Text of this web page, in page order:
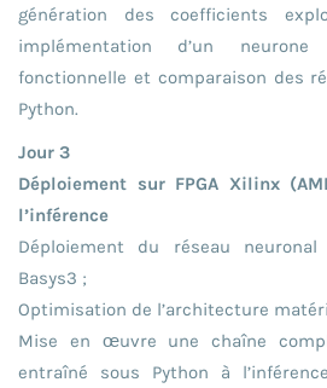
génération des coefficients
implémentation d’un
fonctionnelle et comparaison des
Python.
Jour 3
Déploiement sur FPGA Xilinx
l’inférence
Déploiement du réseau
Basys3 ;
Optimisation de l’architecture
Mise en œuvre une chaîne
entraîné sous Python à